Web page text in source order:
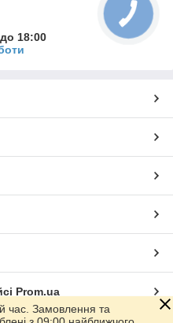
18:00
Prom.ua
час. Замовлення та